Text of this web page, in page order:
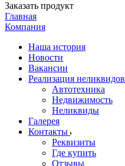
Заказать продукт
Главная
Компания
Наша история
Новости
Вакансии
Реализация неликвидов
Автотехника
Недвижимость
Неликвиды
Галерея
Контакты
Реквизиты
Где купить
Отзывы